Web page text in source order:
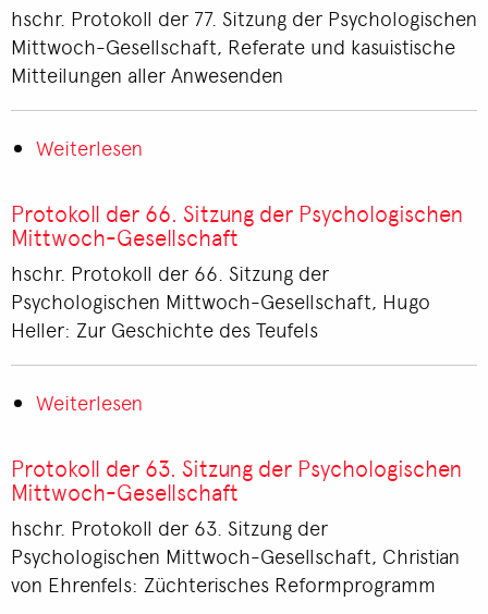
Sitzung
der
Psychologischen
Mittwoch-
Gesellschaft
hschr. Protokoll der 77. Sitzung der Psychologischen
Mittwoch-Gesellschaft, Referate und kasuistische
Mitteilungen aller Anwesenden
Weiterlesen
der
77.
Sitzung
der
Psychologischen
Mittwoch-
Gesellschaft
Protokoll der 66. Sitzung der Psychologischen
Mittwoch-Gesellschaft
hschr. Protokoll der 66. Sitzung der
Psychologischen Mittwoch-Gesellschaft, Hugo
Heller: Zur Geschichte des Teufels
Weiterlesen
der
66.
Sitzung
der
Psychologischen
Mittwoch-
Protokoll der 63. Sitzung der Psychologischen
Mittwoch-Gesellschaft
hschr. Protokoll der 63. Sitzung der
Psychologischen Mittwoch-Gesellschaft, Christian
von Ehrenfels: Züchterisches Reformprogramm